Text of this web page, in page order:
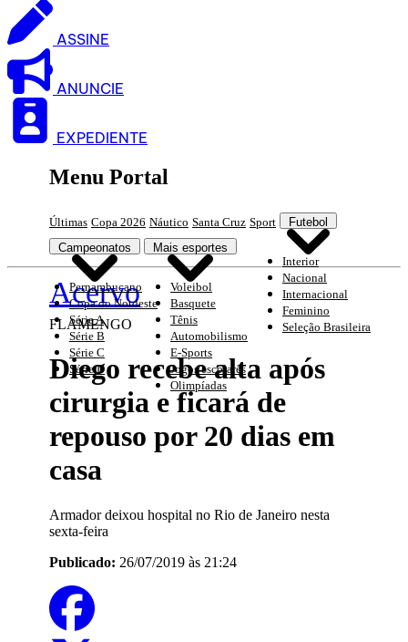
ASSINE
ANUNCIE
EXPEDIENTE
Menu Portal
Últimas Copa 2026 Náutico Santa Cruz Sport Futebol
Interior
Nacional
Internacional
Feminino
Seleção Brasileira
Campeonatos
Pernambucano
Copa do Nordeste
Série A
Série B
Série C
Série D
Mais esportes
Voleibol
Basquete
Tênis
Automobilismo
E-Sports
Jogos escolares
Olimpíadas
Acervo
FLAMENGO
Diego recebe alta após
cirurgia e ficará de
repouso por 20 dias em
casa
Armador deixou hospital no Rio de Janeiro nesta
sexta-feira
Publicado: 26/07/2019 às 21:24